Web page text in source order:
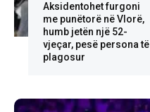
Aksidentohet furgoni
me punëtorë në Vlorë,
humb jetën një 52-
vjeçar, pesë persona të
plagosur